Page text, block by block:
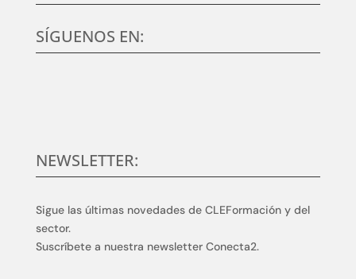
SÍGUENOS EN:
NEWSLETTER:
Sigue las últimas novedades de CLEFormación y del
sector.
Suscríbete a nuestra newsletter Conecta2.